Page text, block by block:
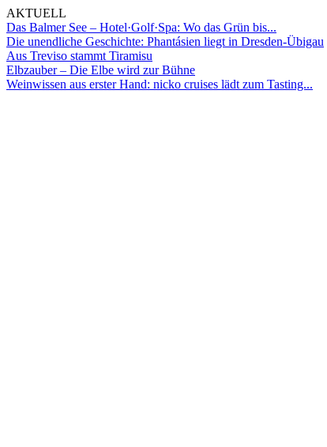
AKTUELL
Das Balmer See – Hotel·Golf·Spa: Wo das Grün bis...
Die unendliche Geschichte: Phantásien liegt in Dresden-Übigau
Aus Treviso stammt Tiramisu
Elbzauber – Die Elbe wird zur Bühne
Weinwissen aus erster Hand: nicko cruises lädt zum Tasting...